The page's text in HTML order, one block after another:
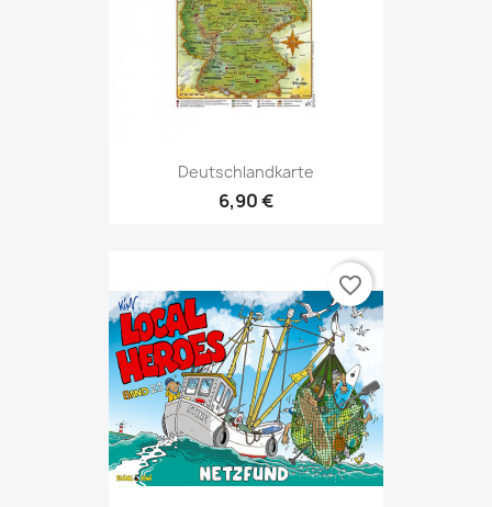
Deutschlandkarte
6,90 €
favorite_border